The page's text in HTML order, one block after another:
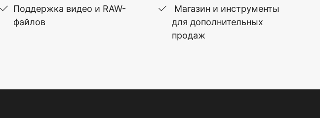
Поддержка видео и RAW-
файлов
Магазин и инструменты
для дополнительных
продаж